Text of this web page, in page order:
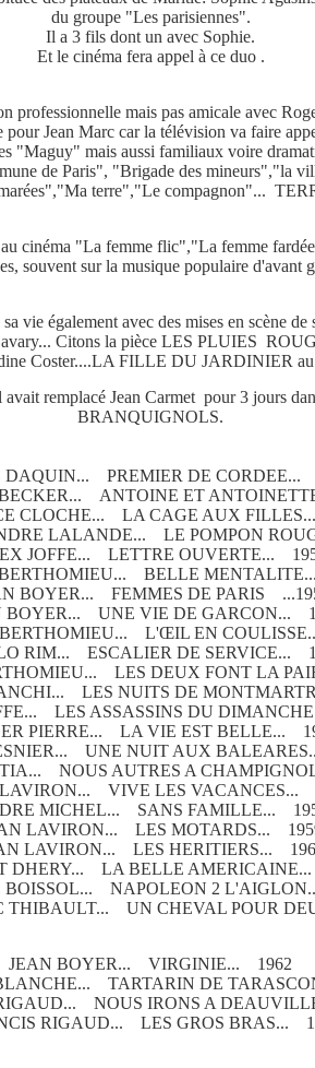
du groupe "Les parisiennes".
Il a 3 fils dont un avec Sophie.
Et le cinéma fera appel à ce duo .
professionnelle mais pas amicale avec
pour Jean Marc car la télévision va faire
"Maguy" mais aussi familiaux voire
de Paris", "Brigade des mineurs","la
terre","Le compagnon"...
au cinéma "La femme flic","La femme
souvent sur la musique populaire d'avant
vie également avec des mises en scène
Citons la pièce LES PLUIES
Coster....LA FILLE DU JARDINIER au
avait remplacé Jean Carmet pour 3 jours
BRANQUIGNOLS.
DAQUIN... PREMIER DE CORDEE...
BECKER... ANTOINE ET
CLOCHE... LA CAGE AUX
LALANDE... LE POMPON
JOFFE... LETTRE OUVERTE...
BELLE
BOYER... FEMMES DE PARIS
BOYER... UNE VIE DE GARCON...
L'ŒIL EN
RIM... ESCALIER DE SERVICE...
LES DEUX FONT LA
LES NUITS DE
LES ASSASSINS DU
PIERRE... LA VIE EST BELLE...
UNE NUIT AUX
NOUS AUTRES A
VIVE LES VACANCES...
MICHEL... SANS FAMILLE...
LAVIRON... LES MOTARDS...
LAVIRON... LES HERITIERS...
DHERY... LA BELLE
BOISSOL... NAPOLEON 2
THIBAULT... UN CHEVAL POUR
JEAN BOYER... VIRGINIE... 1962
TARTARIN DE
NOUS IRONS A
RIGAUD... LES GROS BRAS...